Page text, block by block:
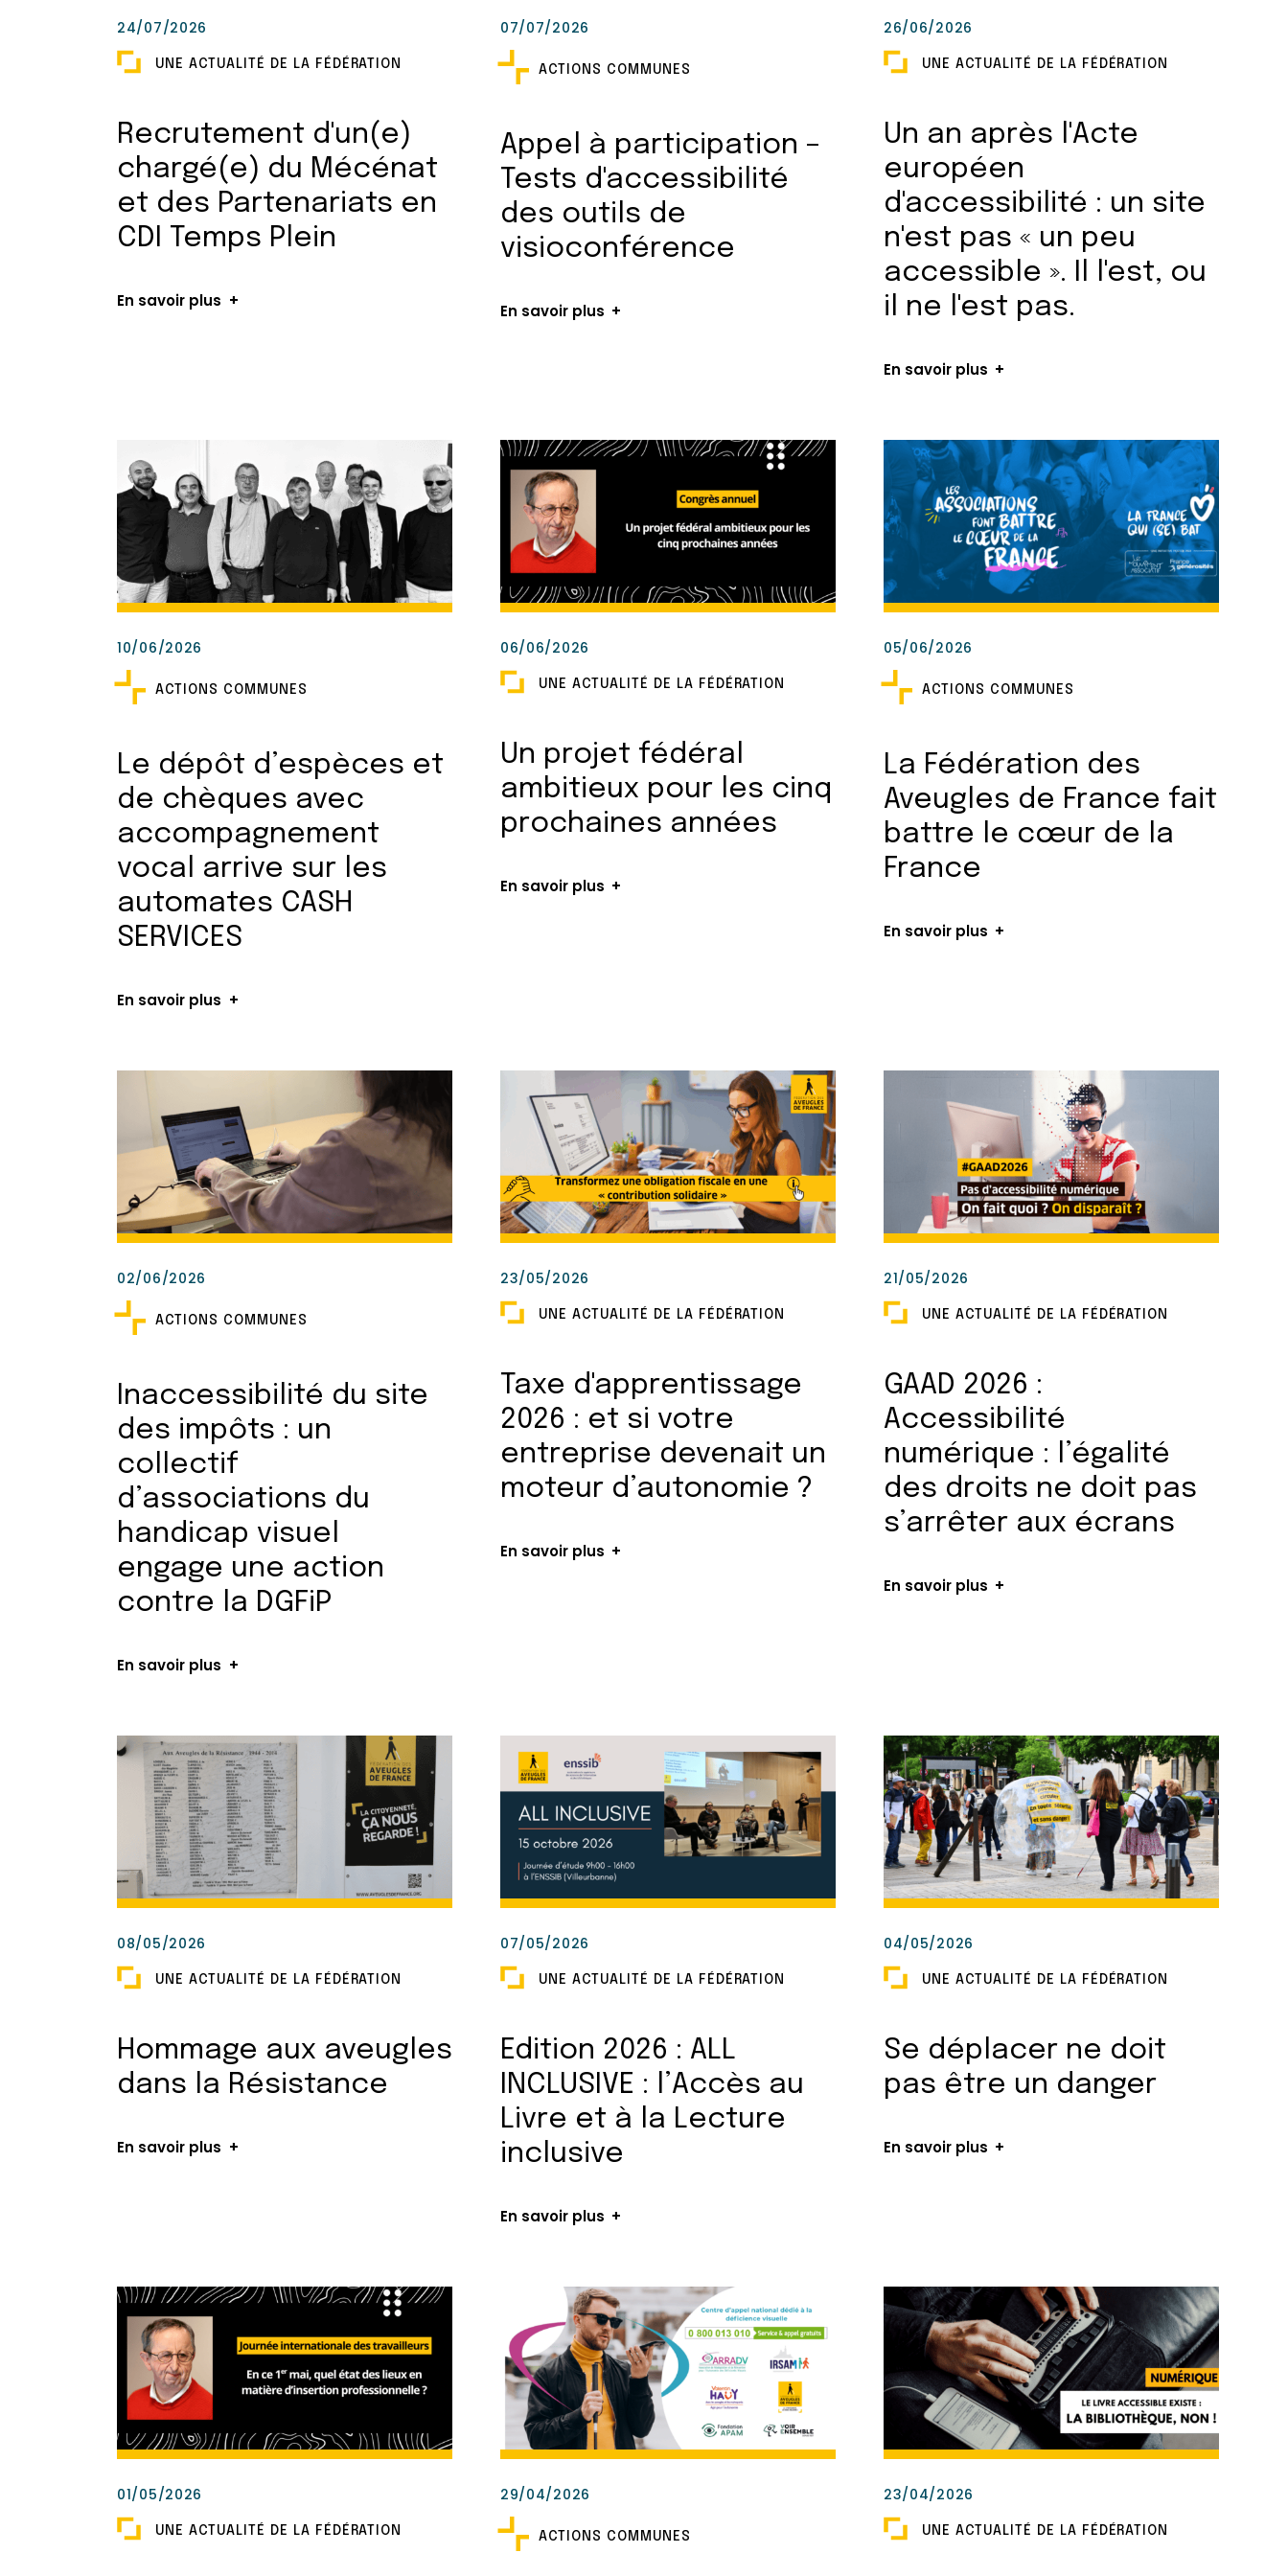
Recrutement d'un(e)
chargé(e) du Mécénat
et des Partenariats en
CDI Temps Plein
24/07/2026
UNE ACTUALITÉ DE LA FÉDÉRATION
En savoir plus
Appel à participation –
Tests d'accessibilité
des outils de
visioconférence
07/07/2026
ACTIONS COMMUNES
En savoir plus
Un an après l'Acte
européen
d'accessibilité : un site
n'est pas « un peu
accessible ». Il l'est, ou
il ne l'est pas.
26/06/2026
UNE ACTUALITÉ DE LA FÉDÉRATION
En savoir plus
Le dépôt d’espèces et
de chèques avec
accompagnement
vocal arrive sur les
automates CASH
SERVICES
10/06/2026
ACTIONS COMMUNES
En savoir plus
Un projet fédéral
ambitieux pour les cinq
prochaines années
06/06/2026
UNE ACTUALITÉ DE LA FÉDÉRATION
En savoir plus
La Fédération des
Aveugles de France fait
battre le cœur de la
France
05/06/2026
ACTIONS COMMUNES
En savoir plus
Inaccessibilité du site
des impôts : un
collectif
d’associations du
handicap visuel
engage une action
contre la DGFiP
02/06/2026
ACTIONS COMMUNES
En savoir plus
Taxe d'apprentissage
2026 : et si votre
entreprise devenait un
moteur d’autonomie ?
23/05/2026
UNE ACTUALITÉ DE LA FÉDÉRATION
En savoir plus
GAAD 2026 :
Accessibilité
numérique : l’égalité
des droits ne doit pas
s’arrêter aux écrans
21/05/2026
UNE ACTUALITÉ DE LA FÉDÉRATION
En savoir plus
Hommage aux aveugles
dans la Résistance
08/05/2026
UNE ACTUALITÉ DE LA FÉDÉRATION
En savoir plus
Edition 2026 : ALL
INCLUSIVE : l’Accès au
Livre et à la Lecture
inclusive
07/05/2026
UNE ACTUALITÉ DE LA FÉDÉRATION
En savoir plus
Se déplacer ne doit
pas être un danger
04/05/2026
UNE ACTUALITÉ DE LA FÉDÉRATION
En savoir plus
01/05/2026
UNE ACTUALITÉ DE LA FÉDÉRATION
29/04/2026
ACTIONS COMMUNES
23/04/2026
UNE ACTUALITÉ DE LA FÉDÉRATION